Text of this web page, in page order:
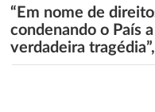
“Em nome de
condenando o País
verdadeira